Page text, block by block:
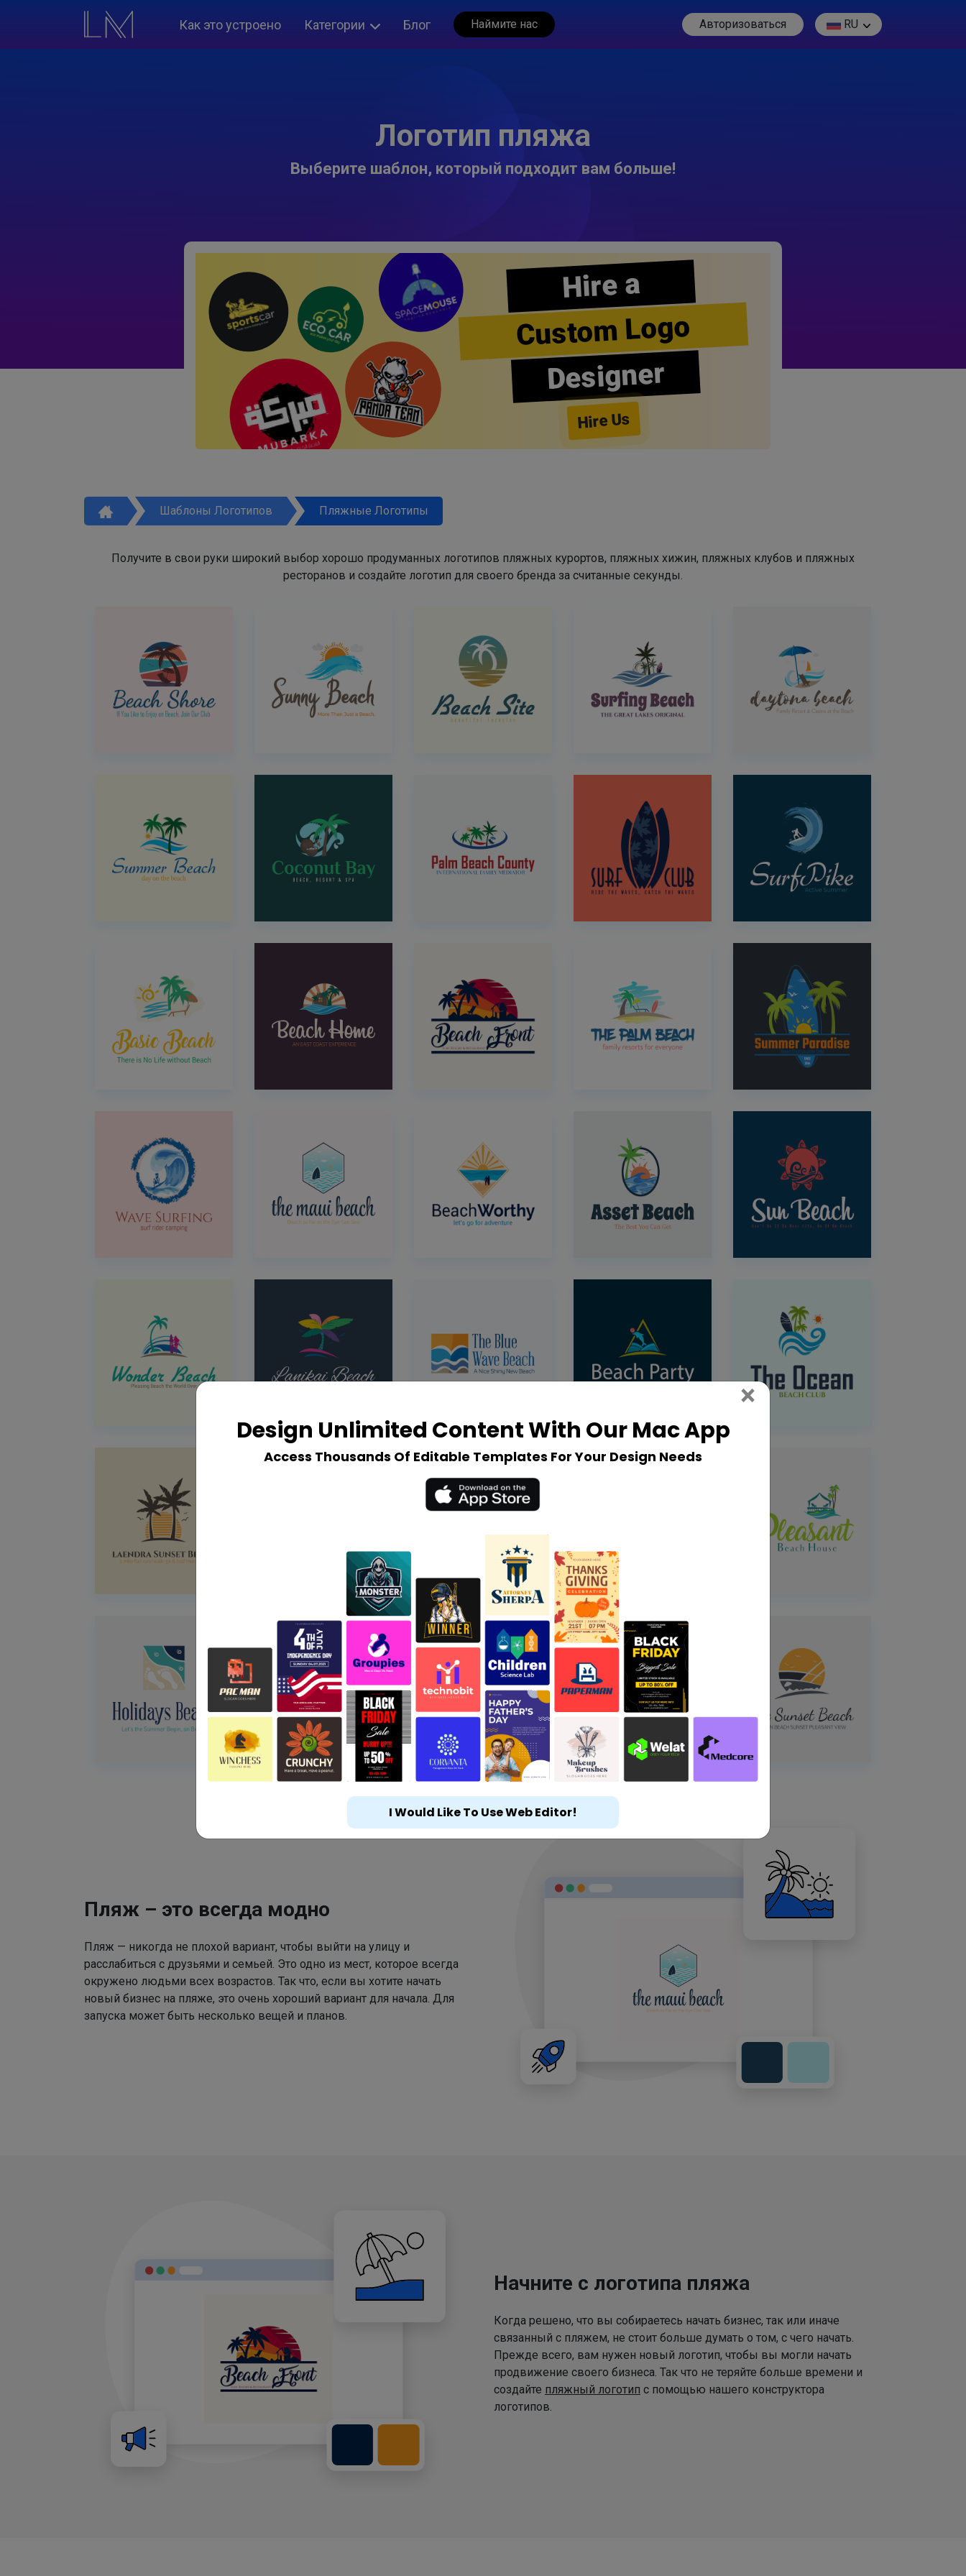
Как это устроено Категории Блог Наймите нас Авторизоваться RU
Логотип пляжа
Выберите шаблон, который подходит вам больше!
Hire a
Custom Logo
Designer
Hire Us
Шаблоны Логотипов Пляжные Логотипы
Получите в свои руки широкий выбор хорошо продуманных логотипов пляжных курортов, пляжных хижин, пляжных клубов и пляжных
ресторанов и создайте логотип для своего бренда за считанные секунды.
Пляж – это всегда модно
Пляж — никогда не плохой вариант, чтобы выйти на улицу и
расслабиться с друзьями и семьей. Это одно из мест, которое всегда
окружено людьми всех возрастов. Так что, если вы хотите начать
новый бизнес на пляже, это очень хороший вариант для начала. Для
запуска может быть несколько вещей и планов.
Начните с логотипа пляжа
Когда решено, что вы собираетесь начать бизнес, так или иначе
связанный с пляжем, не стоит больше думать о том, с чего начать.
Прежде всего, вам нужен новый логотип, чтобы вы могли начать
продвижение своего бизнеса. Так что не теряйте больше времени и
создайте пляжный логотип с помощью нашего конструктора
логотипов.
Design Unlimited Content With Our Mac App
Access Thousands Of Editable Templates For Your Design Needs
× Close
I Would Like To Use Web Editor!